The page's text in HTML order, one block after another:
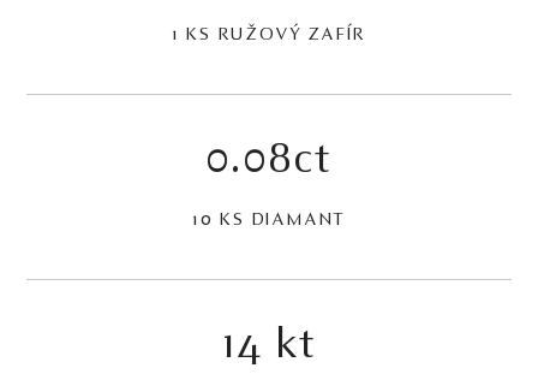
1 KS RUŽOVÝ ZAFÍR
0.08ct
10 KS DIAMANT
14 kt